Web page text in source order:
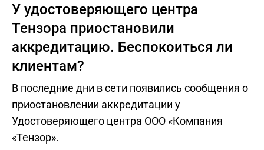
У удостоверяющего центра
Тензора приостановили
аккредитацию. Беспокоиться ли
клиентам?
В последние дни в сети появились сообщения о
приостановлении аккредитации у
Удостоверяющего центра ООО «Компания
«Тензор».